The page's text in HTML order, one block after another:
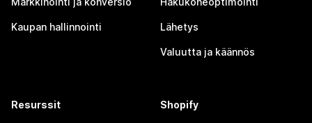
Kaupan hallinnointi Lähetys
Valuutta ja käännös
Resurssit Shopify